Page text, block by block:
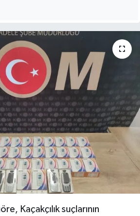
Kaçakçılık suçlarının